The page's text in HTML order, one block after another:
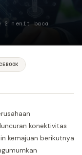
2 menit baca
konektivitas
kemajuan berikutnya